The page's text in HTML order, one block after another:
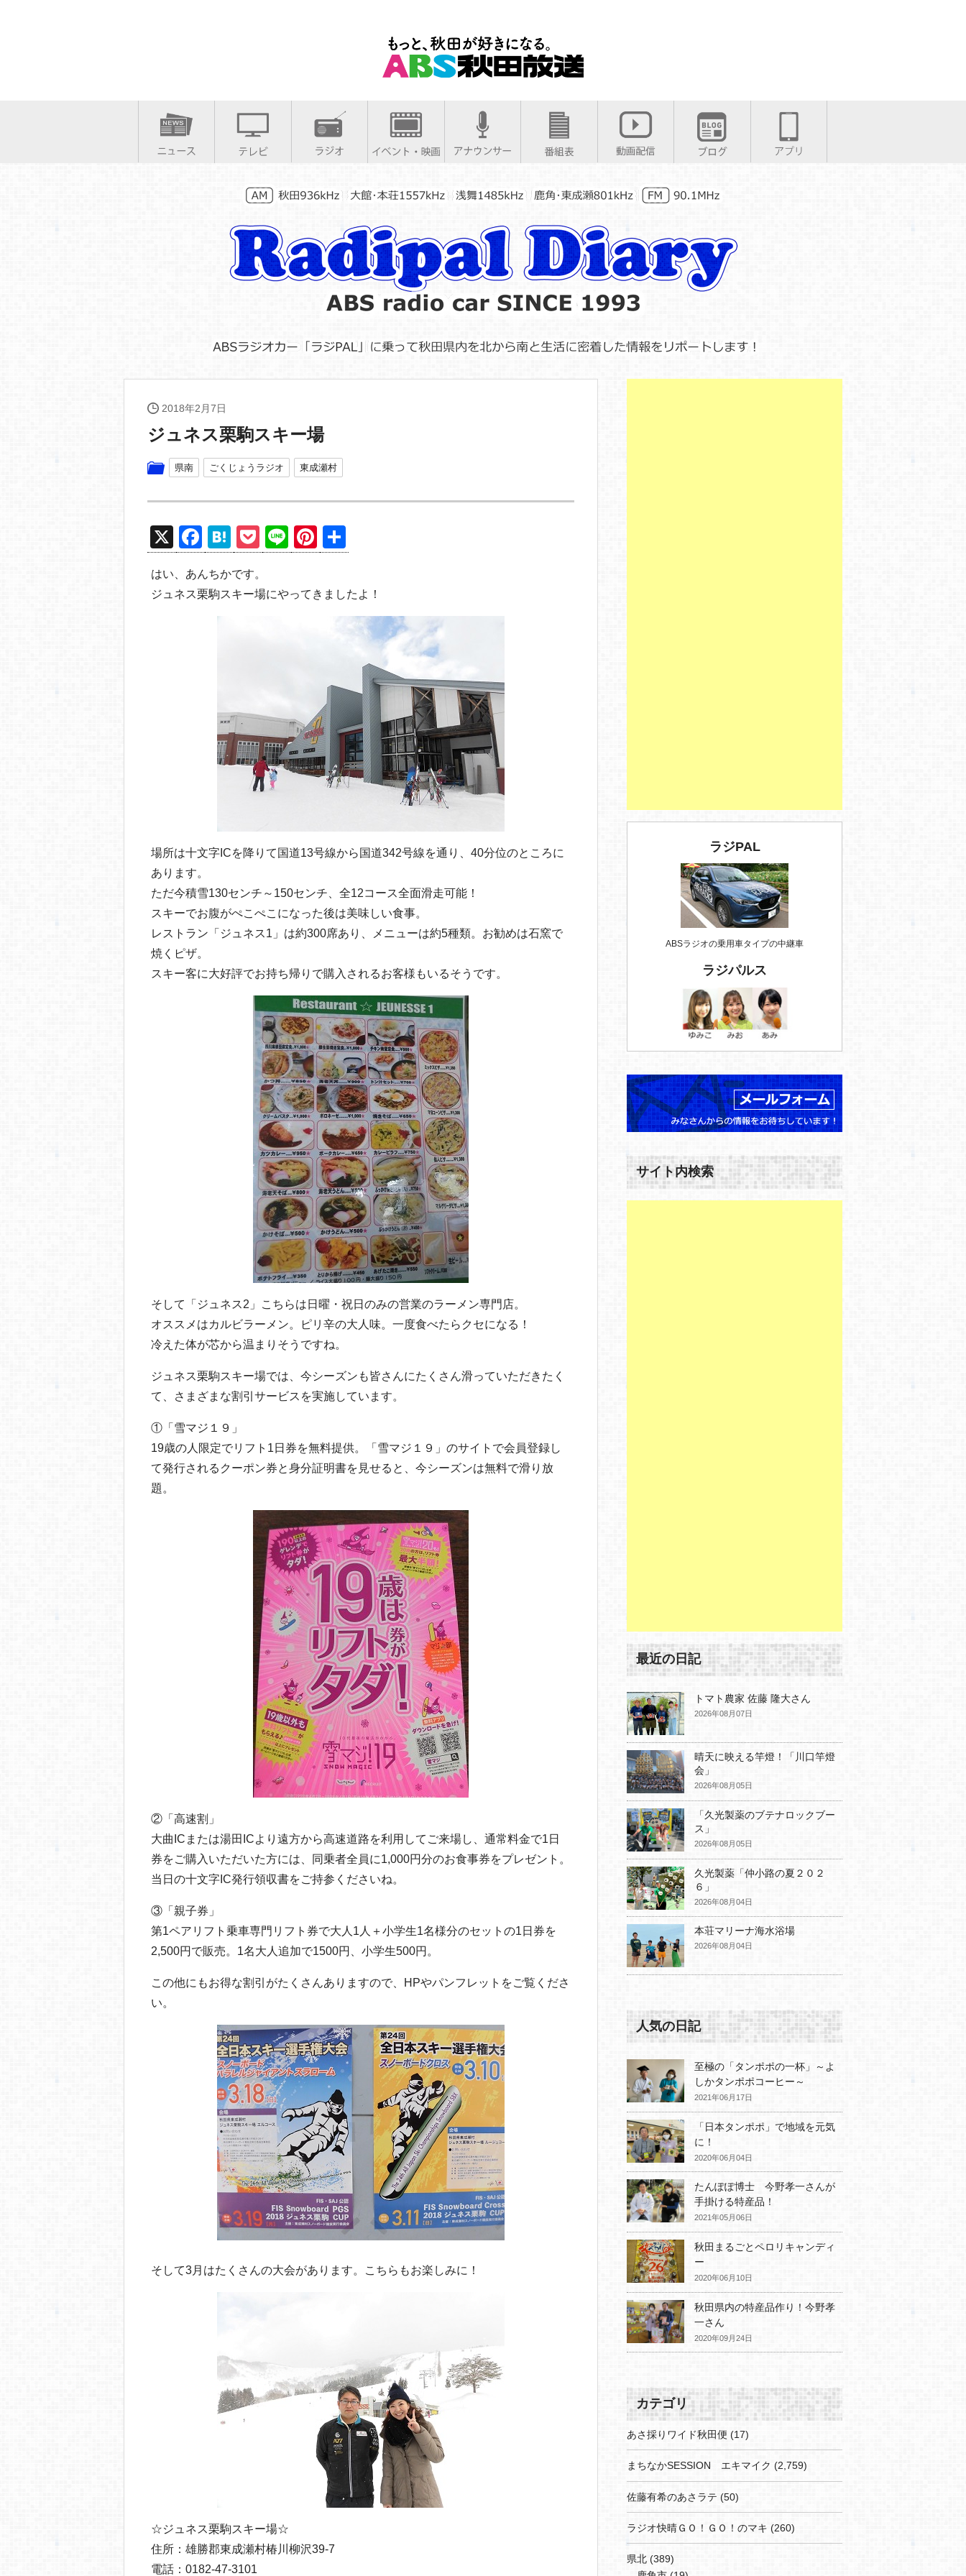
2018年2月7日
ジュネス栗駒スキー場
県南 ごくじょうラジオ 東成瀬村
X
F
a
c
e
H
at
e
n
P
o
ck
et
Li
n
Pi
nt
er
e
有
はい、あんちかです。
ジュネス栗駒スキー場にやってきましたよ！
場所は十文字ICを降りて国道13号線から国道342号線を通り、40分位のところに
あります。
ただ今積雪130センチ～150センチ、全12コース全面滑走可能！
スキーでお腹がぺこぺこになった後は美味しい食事。
レストラン「ジュネス1」は約300席あり、メニューは約5種類。お勧めは石窯で
焼くピザ。
スキー客に大好評でお持ち帰りで購入されるお客様もいるそうです。
そして「ジュネス2」こちらは日曜・祝日のみの営業のラーメン専門店。
オススメはカルビラーメン。ピリ辛の大人味。一度食べたらクセになる！
冷えた体が芯から温まりそうですね。
ジュネス栗駒スキー場では、今シーズンも皆さんにたくさん滑っていただきたく
て、さまざまな割引サービスを実施しています。
①「雪マジ１９」
19歳の人限定でリフト1日券を無料提供。「雪マジ１９」のサイトで会員登録し
て発行されるクーポン券と身分証明書を見せると、今シーズンは無料で滑り放
題。
②「高速割」
大曲ICまたは湯田ICより遠方から高速道路を利用してご来場し、通常料金で1日
券をご購入いただいた方には、同乗者全員に1,000円分のお食事券をプレゼント。
当日の十文字IC発行領収書をご持参くださいね。
③「親子券」
第1ペアリフト乗車専門リフト券で大人1人＋小学生1名様分のセットの1日券を
2,500円で販売。1名大人追加で1500円、小学生500円。
この他にもお得な割引がたくさんありますので、HPやパンフレットをご覧くださ
い。
そして3月はたくさんの大会があります。こちらもお楽しみに！
☆ジュネス栗駒スキー場☆
住所：雄勝郡東成瀬村椿川柳沢39-7
電話：0182-47-3101
ラジPAL
ABSラジオの乗用車タイプの中継車
ラジパルス
サイト内検索
最近の日記
トマト農家 佐藤 隆大さん
2026年08月07日
晴天に映える竿燈！「川口竿燈
会」
2026年08月05日
「久光製薬のブテナロックブー
ス」
2026年08月05日
久光製薬「仲小路の夏２０２
６」
2026年08月04日
本荘マリーナ海水浴場
2026年08月04日
人気の日記
至極の「タンポポの一杯」～よ
しかタンポポコーヒー～
2021年06月17日
「日本タンポポ」で地域を元気
に！
2020年06月04日
たんぽぽ博士 今野孝一さんが
手掛ける特産品！
2021年05月06日
秋田まるごとペロリキャンディ
ー
2020年06月10日
秋田県内の特産品作り！今野孝
一さん
2020年09月24日
カテゴリ
あさ採りワイド秋田便 (17)
まちなかSESSION エキマイク (2,759)
佐藤有希のあさラテ (50)
ラジオ快晴ＧＯ！ＧＯ！のマキ (260)
県北 (389)